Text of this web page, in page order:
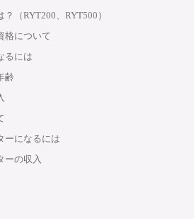
（RYT200、RYT500）
格について
るには
齢
ーになるには
ーの収入